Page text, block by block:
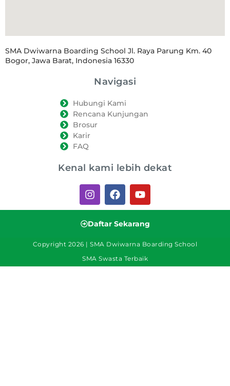
SMA Dwiwarna Boarding School Jl. Raya Parung Km. 40
Bogor, Jawa Barat, Indonesia 16330
Navigasi
Hubungi Kami
Rencana Kunjungan
Brosur
Karir
FAQ
Kenal kami lebih dekat
Daftar Sekarang
Copyright 2026 | SMA Dwiwarna Boarding School
SMA Swasta Terbaik